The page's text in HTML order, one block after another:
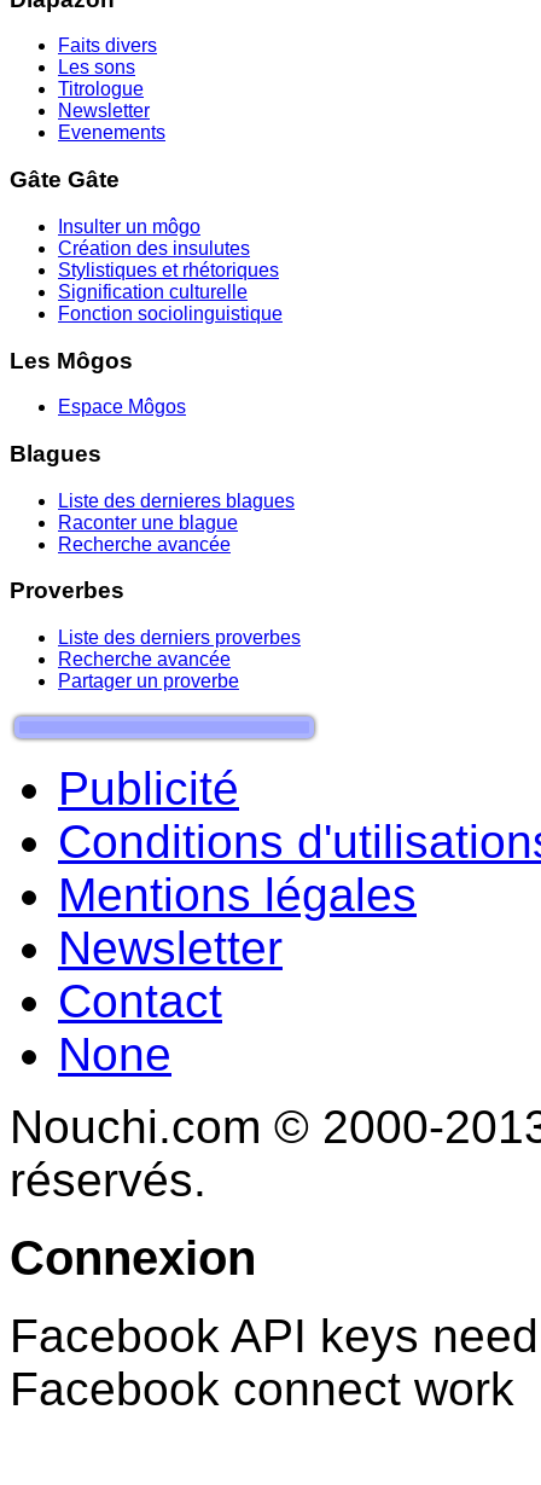
Faits divers
Les sons
Titrologue
Newsletter
Evenements
Gâte Gâte
Insulter un môgo
Création des insulutes
Stylistiques et rhétoriques
Signification culturelle
Fonction sociolinguistique
Les Môgos
Espace Môgos
Blagues
Liste des dernieres blagues
Raconter une blague
Recherche avancée
Proverbes
Liste des derniers proverbes
Recherche avancée
Partager un proverbe
Publicité
Conditions
Mentions légales
Newsletter
Contact
None
Nouchi.com © 2000-
réservés.
Connexion
Facebook API keys
Facebook connect work